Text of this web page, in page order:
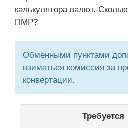
калькулятора валют.
ПМР?
Обменными пунктами
взиматься комиссия за
конвертации.
Требуется